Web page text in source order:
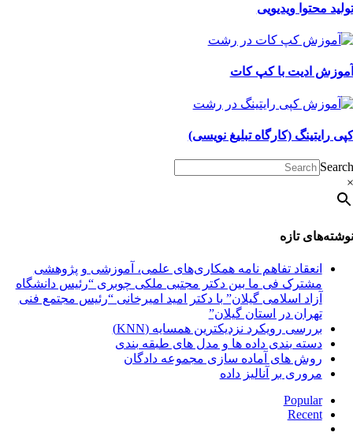
تولید محتوا ویدیویی
آموزش ادیت با کپ کات
کپی رایتینگ (کارگاه تبلیغ نویسی)
Search
×
نوشته‌های تازه
انعقاد تفاهم نامه همکاری‌های علمی، آموزشی و پژوهشی
مشترک فی ما بین دکتر مجتبی ملکی چوبری “رئیس دانشگاه
آزاد اسلامی گیلان” با دکتر امید امیرخانی “رئیس مجتمع فنی
تهران در استان گیلان”
بررسی رویکرد نزدیکترین همسایه (KNN)
دسته‌ بندی داده‌ ها و مدل‌ های طبقه‌ بندی
روش های آماده سازی مجموعه دادگان
مروری بر آنالیز داده
Popular
Recent